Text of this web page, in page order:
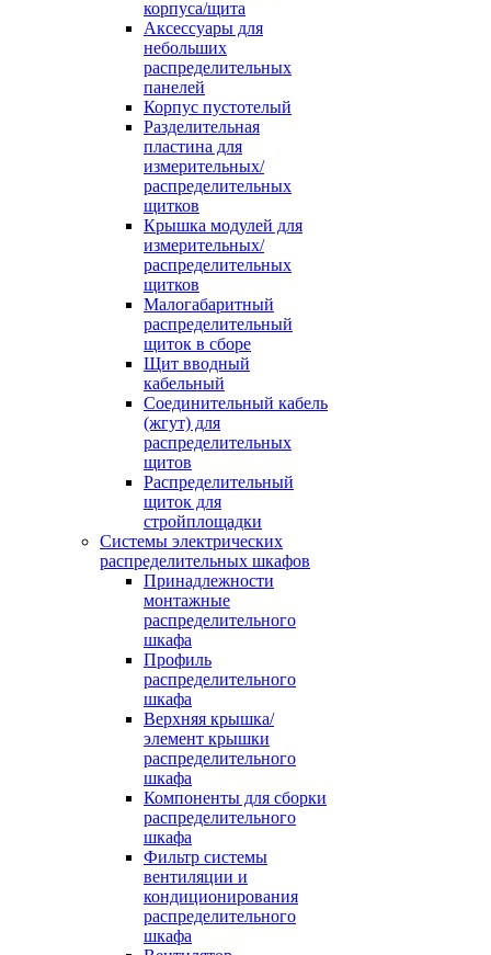
корпуса/щита
Аксессуары для
небольших
распределительных
панелей
Корпус пустотелый
Разделительная
пластина для
измерительных/
распределительных
щитков
Крышка модулей для
измерительных/
распределительных
щитков
Малогабаритный
распределительный
щиток в сборе
Щит вводный
кабельный
Соединительный кабель
(жгут) для
распределительных
щитов
Распределительный
щиток для
стройплощадки
Системы электрических
распределительных шкафов
Принадлежности
монтажные
распределительного
шкафа
Профиль
распределительного
шкафа
Верхняя крышка/
элемент крышки
распределительного
шкафа
Компоненты для сборки
распределительного
шкафа
Фильтр системы
вентиляции и
кондиционирования
распределительного
шкафа